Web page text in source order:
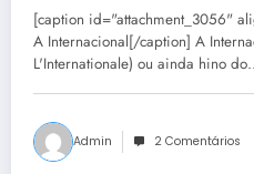
[caption id="attachment_3056"
A Internacional[/caption] A
L'Internationale) ou ainda hino
Admin 2 Comentários